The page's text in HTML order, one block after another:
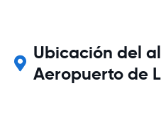
Ubicación del
Aeropuerto de